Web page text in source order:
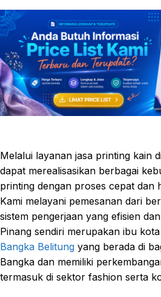
Melalui layanan jasa printing kain
dapat merealisasikan berbagai
printing dengan proses cepat dan
Kami melayani pemesanan dari
sistem pengerjaan yang efisien
Pinang sendiri merupakan ibu
Bangka Belitung yang berada di
Bangka dan memiliki
termasuk di sektor fashion serta